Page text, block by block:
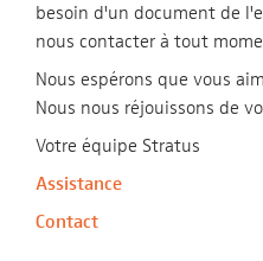
besoin d'un document de
nous contacter à tout
Nous espérons que vous
Nous nous réjouissons de
Votre équipe Stratus
Assistance
Contact